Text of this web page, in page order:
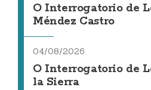
O Interrogatorio de
Méndez Castro
04/08/2026
O Interrogatorio de
la Sierra